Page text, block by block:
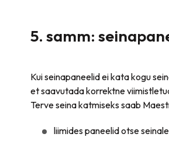
5. samm:
Kui seinapaneelid ei kata kogu
et saavutada korrektne
Terve seina katmiseks saab
liimides paneelid otse